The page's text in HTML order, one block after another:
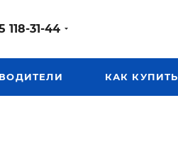
118-31-44
КАК КУПИТЬ